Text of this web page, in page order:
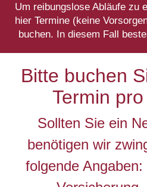
Um reibungslose Abläufe zu
hier Termine (keine
buchen. In diesem Fall
Bitte buchen
Termin
Sollten Sie ein
benötigen wir
folgende